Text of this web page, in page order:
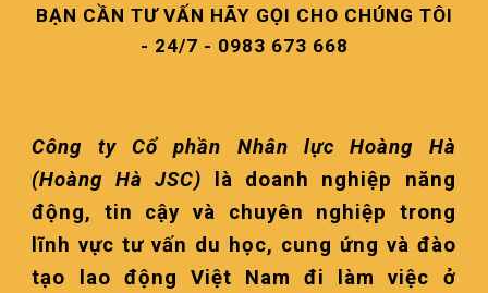
BẠN CẦN TƯ VẤN HÃY GỌI CHO CHÚNG TÔI
- 24/7 - 0983 673 668
Công ty Cổ phần Nhân lực Hoàng Hà
(Hoàng Hà JSC) là doanh nghiệp năng
động, tin cậy và chuyên nghiệp trong
lĩnh vực tư vấn du học, cung ứng và đào
tạo lao động Việt Nam đi làm việc ở